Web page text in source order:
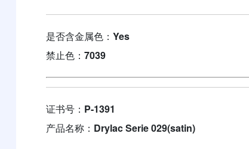
是否含金属色： Yes
禁止色： 7039
证书号： P-1391
产品名称： Drylac Serie 029(satin)